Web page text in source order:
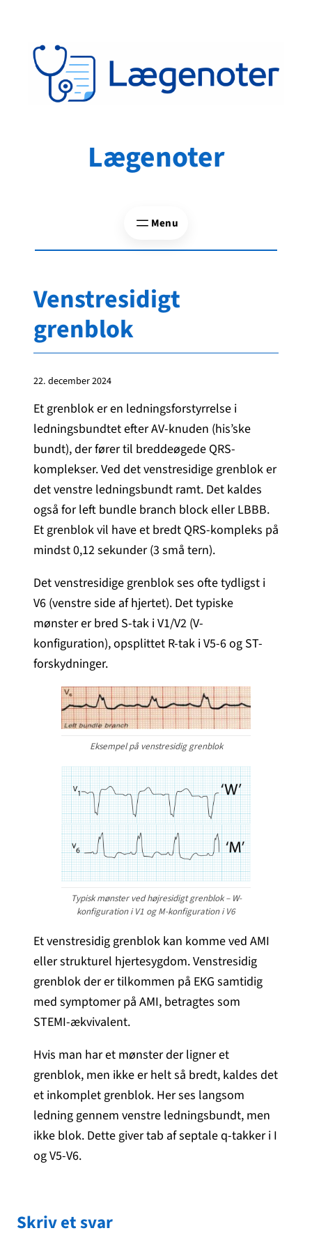
indhold
Lægenoter
Venstresidigt
grenblok
22. december 2024
Et grenblok er en ledningsforstyrrelse i
ledningsbundtet efter AV-knuden (his’ske
bundt), der fører til breddeøgede QRS-
komplekser. Ved det venstresidige grenblok er
det venstre ledningsbundt ramt. Det kaldes
også for left bundle branch block eller LBBB.
Et grenblok vil have et bredt QRS-kompleks på
mindst 0,12 sekunder (3 små tern).
Det venstresidige grenblok ses ofte tydligst i
V6 (venstre side af hjertet). Det typiske
mønster er bred S-tak i V1/V2 (V-
konfiguration), opsplittet R-tak i V5-6 og ST-
forskydninger.
Eksempel på venstresidig grenblok
Typisk mønster ved højresidigt grenblok – W-
konfiguration i V1 og M-konfiguration i V6
Et venstresidig grenblok kan komme ved AMI
eller strukturel hjertesygdom. Venstresidig
grenblok der er tilkommen på EKG samtidig
med symptomer på AMI, betragtes som
STEMI-ækvivalent.
Hvis man har et mønster der ligner et
grenblok, men ikke er helt så bredt, kaldes det
et inkomplet grenblok. Her ses langsom
ledning gennem venstre ledningsbundt, men
ikke blok. Dette giver tab af septale q-takker i I
og V5-V6.
Skriv et svar